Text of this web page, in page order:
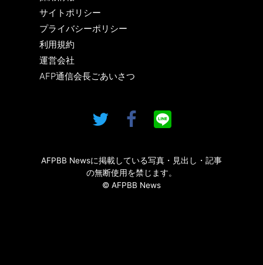
サイトポリシー
プライバシーポリシー
利用規約
運営会社
AFP通信会長ごあいさつ
AFPBB Newsに掲載している写真・見出し・記事
の無断使用を禁じます。
© AFPBB News